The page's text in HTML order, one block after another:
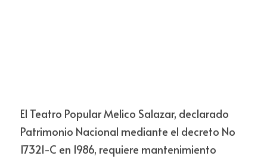
El Teatro Popular Melico Salazar, declarado
Patrimonio Nacional mediante el decreto No
17321-C en 1986, requiere mantenimiento